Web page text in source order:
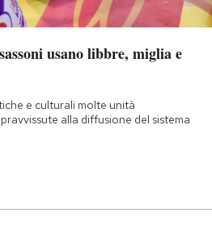
usano libbre, miglia e
e culturali molte unità
alla diffusione del sistema